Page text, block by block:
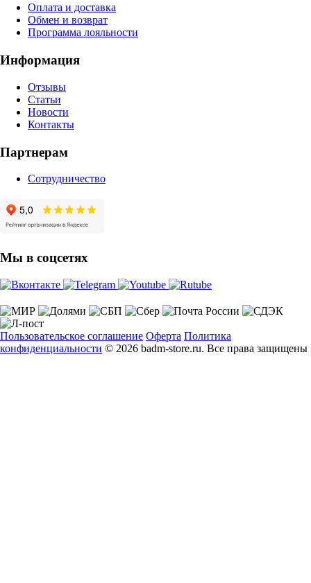
Оплата и доставка
Обмен и возврат
Программа лояльности
Информация
Отзывы
Статьи
Новости
Контакты
Партнерам
Сотрудничество
Мы в соцсетях
Пользовательское соглашение Оферта Политика
конфиденциальности © 2026 badm-store.ru. Все права защищены